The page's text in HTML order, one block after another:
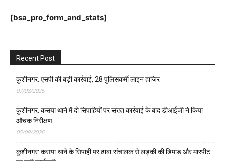
[bsa_pro_form_and_stats]
Recent Post
कुशीनगर: एसपी की बड़ी कार्रवाई, 28 पुलिसकर्मी लाइन हाजिर
07/08/2026
कुशीनगर: कसया थाने में दो सिपाहियों पर सख्त कार्रवाई के बाद डीआईजी ने किया
औचक निरीक्षण
05/08/2026
कुशीनगर: कसया थाने के सिपाही पर ढाबा संचालक से लड़की की डिमांड और मारपीट